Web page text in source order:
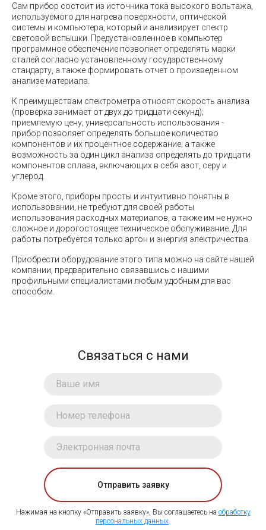
Сам прибор состоит из источника тока высокого вольтажа,
используемого для нагрева поверхности, оптической
системы и компьютера, который и анализирует спектр
световой вспышки. Предустановленное в компьютер
программное обеспечение позволяет определять марки
сталей согласно установленному государственному
стандарту, а также формировать отчет о произведенном
анализе материала.
К преимуществам спектрометра относят скорость анализа
(проверка занимает от двух до тридцати секунд);
приемлемую цену; универсальность использования -
прибор позволяет определять большое количество
компонентов и их процентное содержание; а также
возможность за один цикл анализа определять до тридцати
компонентов сплава, включающих в себя азот, серу и
углерод.
Кроме этого, приборы просты и интуитивно понятны в
использовании, не требуют для своей работы
использования расходных материалов, а также им не нужно
сложное и дорогостоящее техническое обслуживание. Для
работы потребуется только аргон и энергия электричества.
Приобрести оборудование этого типа можно на сайте нашей
компании, предварительно связавшись с нашими
профильными специалистами любым удобным для вас
способом.
Связаться с нами
Отправить заявку
Нажимая на кнопку «Отправить заявку», Вы соглашаетесь на обработку
персональных данных.